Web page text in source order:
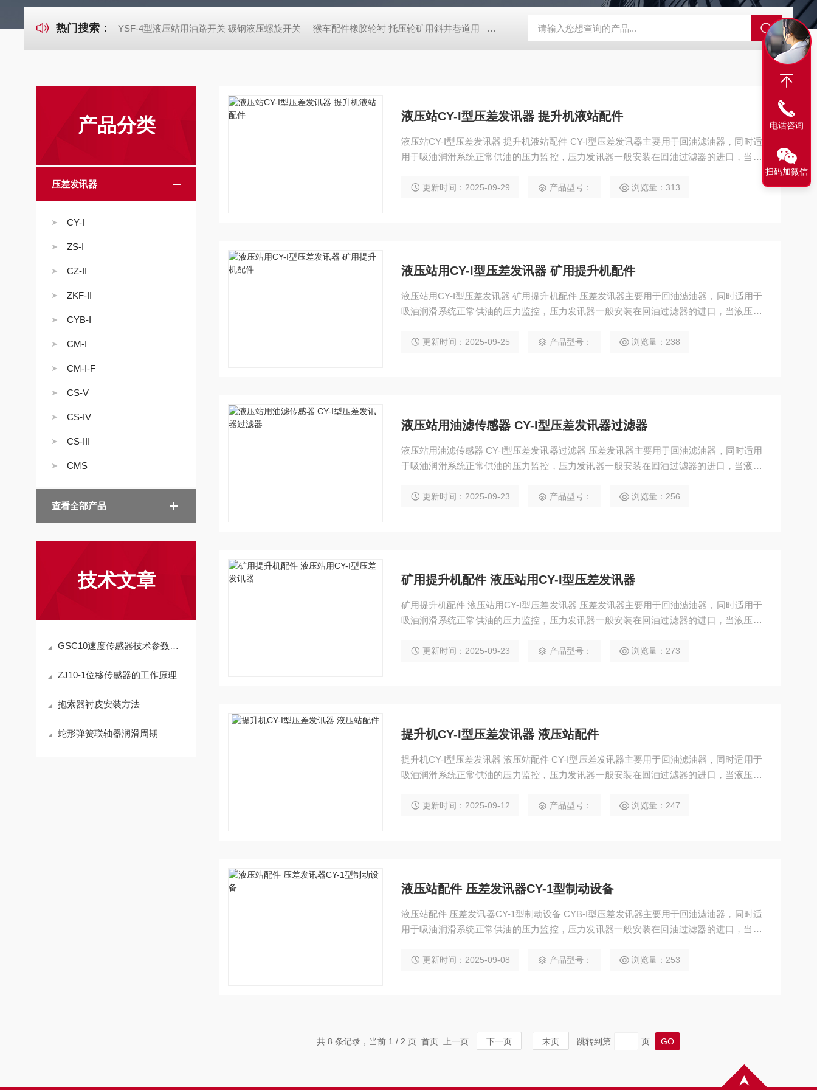
热门搜索： YSF-4型液压站用油路开关 碳钢液压螺旋开关 猴车配件橡胶轮衬 托压轮矿用斜井巷道用 矿用本安型行程开关KHXC24 井下机电设备 便携式移动液压系统总成 提升机
产品分类
压差发讯器
CY-I
ZS-I
CZ-II
ZKF-II
CYB-I
CM-I
CM-I-F
CS-V
CS-IV
CS-III
CMS
查看全部产品
技术文章
GSC10速度传感器技术参数及使用环境条件
ZJ10-1位移传感器的工作原理
抱索器衬皮安装方法
蛇形弹簧联轴器润滑周期
液压站CY-I型压差发讯器 提升机液站配件
液压站CY-I型压差发讯器 提升机液站配件 CY-I型压差发讯器主要用于回油滤油器，同时适
用于吸油润滑系统正常供油的压力监控，压力发讯器一般安装在回油过滤器的进口，当液
渐增大。当压力增大至发讯器调定值时，发讯器进行动作，指针进入红块区，以提示应清
更新时间：2025-09-29 产品型号： 浏览量：313
液压站用CY-I型压差发讯器 矿用提升机配件
液压站用CY-I型压差发讯器 矿用提升机配件 压差发讯器主要用于回油滤油器，同时适用于
吸油润滑系统正常供油的压力监控，压力发讯器一般安装在回油过滤器的进口，当液压系
大。当压力增大至发讯器调定值时，发讯器进行动作，指针进入红块区，以提示应清洗或
更新时间：2025-09-25 产品型号： 浏览量：238
液压站用油滤传感器 CY-I型压差发讯器过滤器
液压站用油滤传感器 CY-I型压差发讯器过滤器 压差发讯器主要用于回油滤油器，同时适用
于吸油润滑系统正常供油的压力监控，压力发讯器一般安装在回油过滤器的进口，当液压
增大。当压力增大至发讯器调定值时，发讯器进行动作，指针进入红块区，以提示应清洗
更新时间：2025-09-23 产品型号： 浏览量：256
矿用提升机配件 液压站用CY-I型压差发讯器
矿用提升机配件 液压站用CY-I型压差发讯器 压差发讯器主要用于回油滤油器，同时适用于
吸油润滑系统正常供油的压力监控，压力发讯器一般安装在回油过滤器的进口，当液压系
大。当压力增大至发讯器调定值时，发讯器进行动作，指针进入红块区，以提示应清洗或
更新时间：2025-09-23 产品型号： 浏览量：273
提升机CY-I型压差发讯器 液压站配件
提升机CY-I型压差发讯器 液压站配件 CY-I型压差发讯器主要用于回油滤油器，同时适用于
吸油润滑系统正常供油的压力监控，压力发讯器一般安装在回油过滤器的进口，当液压系
大。当压力增大至发讯器调定值时，发讯器进行动作，指针进入红块区，以提示应清洗或
更新时间：2025-09-12 产品型号： 浏览量：247
液压站配件 压差发讯器CY-1型制动设备
液压站配件 压差发讯器CY-1型制动设备 CYB-I型压差发讯器主要用于回油滤油器，同时适
用于吸油润滑系统正常供油的压力监控，压力发讯器一般安装在回油过滤器的进口，当液
渐增大。当压力增大至发讯器调定值时，发讯器进行动作，指针进入红块区，以提示应清
更新时间：2025-09-08 产品型号： 浏览量：253
共 8 条记录，当前 1 / 2 页 首页 上一页 下一页 末页 跳转到第 页
电话咨询
扫码加微信